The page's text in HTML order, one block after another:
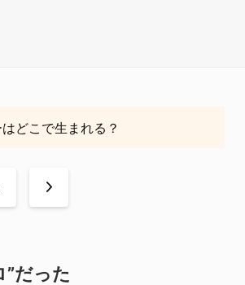
どこで生まれる？
>
だった